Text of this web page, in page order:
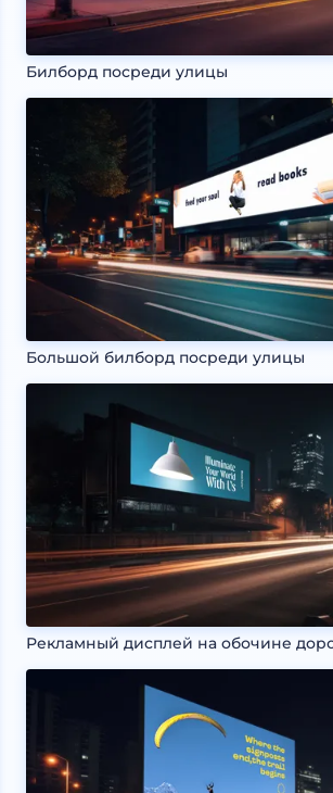
Билборд посреди улицы
Большой билборд посреди улицы
Рекламный дисплей на обочине